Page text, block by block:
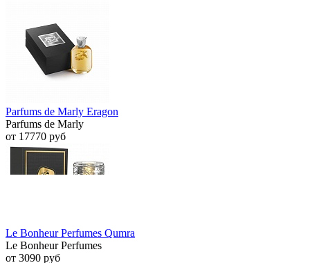
Parfums de Marly Eragon
Parfums de Marly
от 17770 руб
Le Bonheur Perfumes Qumra
Le Bonheur Perfumes
от 3090 руб